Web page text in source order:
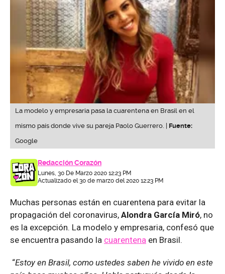
La modelo y empresaria pasa la cuarentena en Brasil en el
mismo país donde vive su pareja Paolo Guerrero. | Fuente:
Google
Redacción Corazón
Lunes, 30 De Marzo 2020 12:23 PM
Actualizado el 30 de marzo del 2020 12:23 PM
Muchas personas están en cuarentena para evitar la
propagación del coronavirus, Alondra García Miró, no
es la excepción. La modelo y empresaria, confesó que
se encuentra pasando la cuarentena en Brasil.
“Estoy en Brasil, como ustedes saben he vivido en este